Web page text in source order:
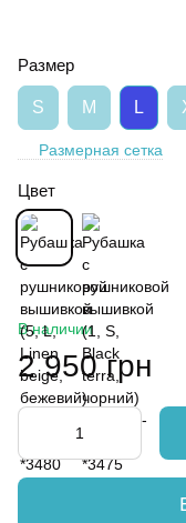
Размер
S M L
Размерная сетка
Цвет
В наличии
2 950 грн